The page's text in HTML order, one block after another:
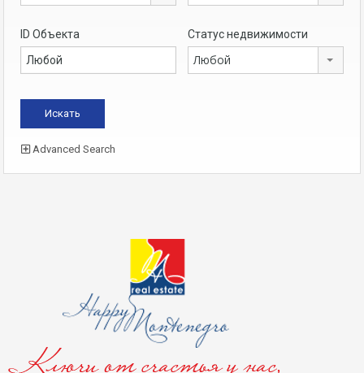
ID Объекта Статус недвижимости
Любой
Advanced Search